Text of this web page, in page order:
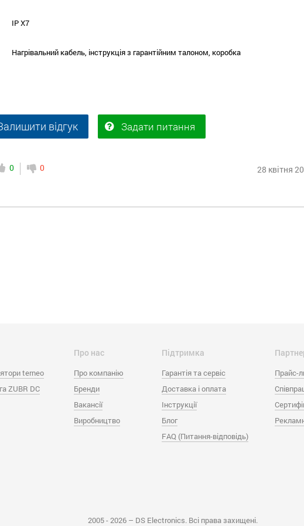
IP X7
Нагрівальний кабель, інструкція з гарантійним талоном, коробка
відгук Задати питання
0 0 28 квітня
terneo
ZUBR DC
Про нас
Про компанію
Бренди
Вакансії
Виробництво
Підтримка
Гарантія та сервіс
Доставка і оплата
Інструкції
Блог
FAQ (Питання-відповідь)
Прайс-
2005 - 2026 – DS Electronics. Всі права захищені.